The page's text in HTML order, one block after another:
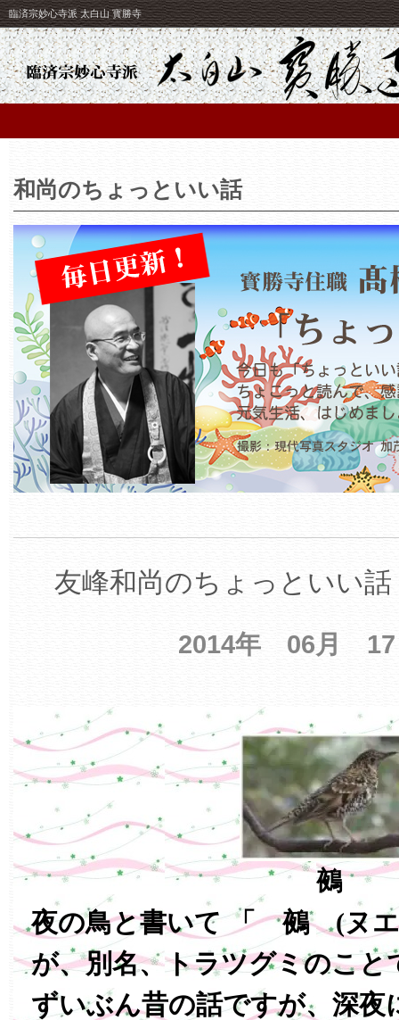
臨済宗妙心寺派 太白山 寳勝寺
和尚のちょっといい話
友峰和尚のちょっといい
2014年 06月
鵺
夜の鳥と書いて 「 鵺 (ヌエ
が、別名、トラツグミのこと
ずいぶん昔の話ですが、深夜